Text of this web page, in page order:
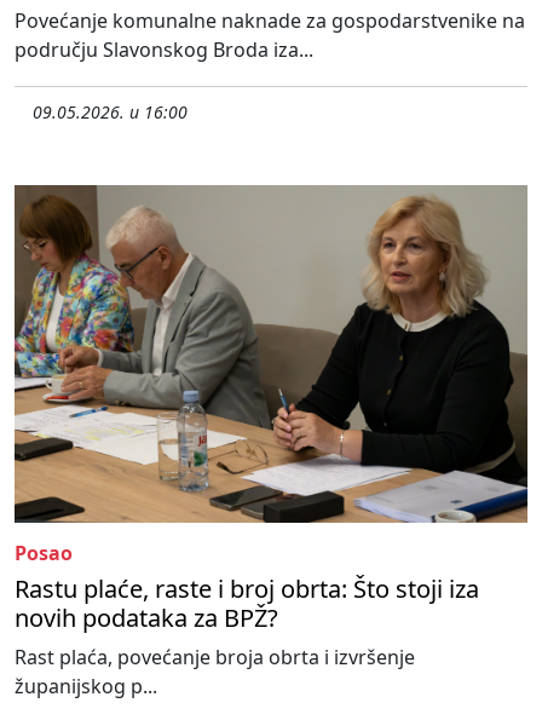
Povećanje komunalne naknade za gospodarstvenike na
području Slavonskog Broda iza...
09.05.2026. u 16:00
Posao
Rastu plaće, raste i broj obrta: Što stoji iza
novih podataka za BPŽ?
Rast plaća, povećanje broja obrta i izvršenje
županijskog p...